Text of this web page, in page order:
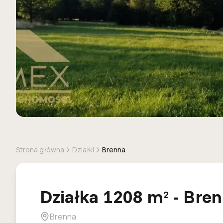
Strona główna Działki Brenna
Działka 1208 m2 -
Brenna